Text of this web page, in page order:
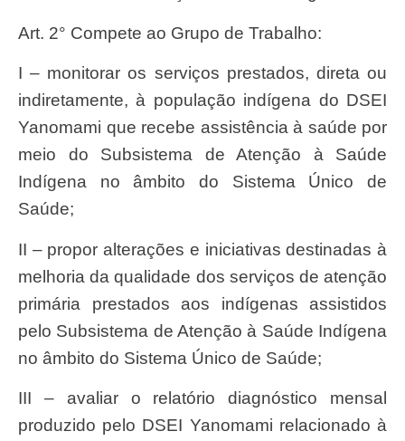
Art. 2° Compete ao Grupo de Trabalho:
I – monitorar os serviços prestados, direta ou
indiretamente, à população indígena do DSEI
Yanomami que recebe assistência à saúde por
meio do Subsistema de Atenção à Saúde
Indígena no âmbito do Sistema Único de
Saúde;
II – propor alterações e iniciativas destinadas à
melhoria da qualidade dos serviços de atenção
primária prestados aos indígenas assistidos
pelo Subsistema de Atenção à Saúde Indígena
no âmbito do Sistema Único de Saúde;
III – avaliar o relatório diagnóstico mensal
produzido pelo DSEI Yanomami relacionado à